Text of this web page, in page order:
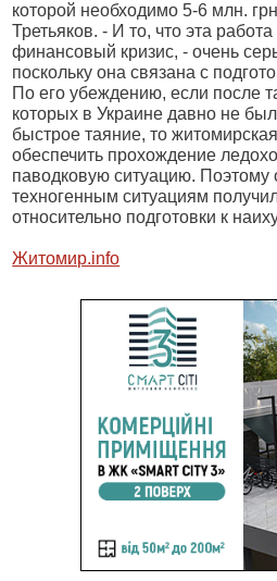
которой необходимо 5-6 млн.
Третьяков. - И то, что эта
финансовый кризис, - очень
поскольку она связана с
По его убеждению, если после
которых в Украине давно не
быстрое таяние, то
обеспечить прохождение
паводковую ситуацию. Поэтому
техногенным ситуациям
относительно подготовки к
Житомир.info